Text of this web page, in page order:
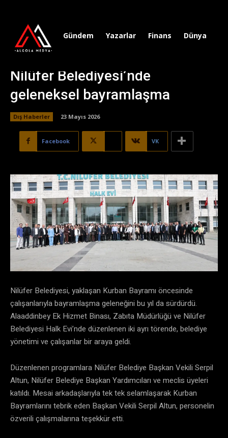
Gündem Yazarlar Finans Dünya
Nilüfer Belediyesi’nde
geleneksel bayramlaşma
Dış Haberler 23 Mayıs 2026
Facebook VK
Nilüfer Belediyesi, yaklaşan Kurban Bayramı öncesinde
çalışanlarıyla bayramlaşma geleneğini bu yıl da sürdürdü.
Alaaddinbey Ek Hizmet Binası, Zabıta Müdürlüğü ve Nilüfer
Belediyesi Halk Evi’nde düzenlenen iki ayrı törende, belediye
yönetimi ve çalışanlar bir araya geldi.
Düzenlenen programlara Nilüfer Belediye Başkan Vekili Serpil
Altun, Nilüfer Belediye Başkan Yardımcıları ve meclis üyeleri
katıldı. Mesai arkadaşlarıyla tek tek selamlaşarak Kurban
Bayramlarını tebrik eden Başkan Vekili Serpil Altun, personelin
özverili çalışmalarına teşekkür etti.